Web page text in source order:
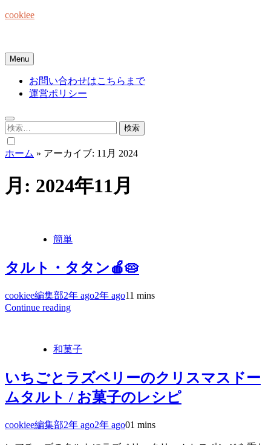
Skip
cookiee
Menu
お問い合わせはこちらまで
運営ポリシー
検
索:
ホーム » アーカイブ: 11月 2024
月: 2024年11月
簡単
タルト・タタン🍎🥧
cookiee編集部2年 ago2年 ago11 mins
Continue reading
和菓子
いちごとラズベリーのクリスマスドー
ムタルト / お菓子のレシピ
cookiee編集部2年 ago2年 ago01 mins